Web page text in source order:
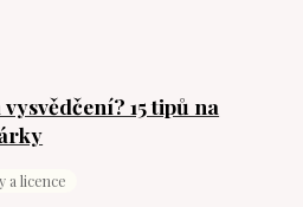
15 tipů na
a licence